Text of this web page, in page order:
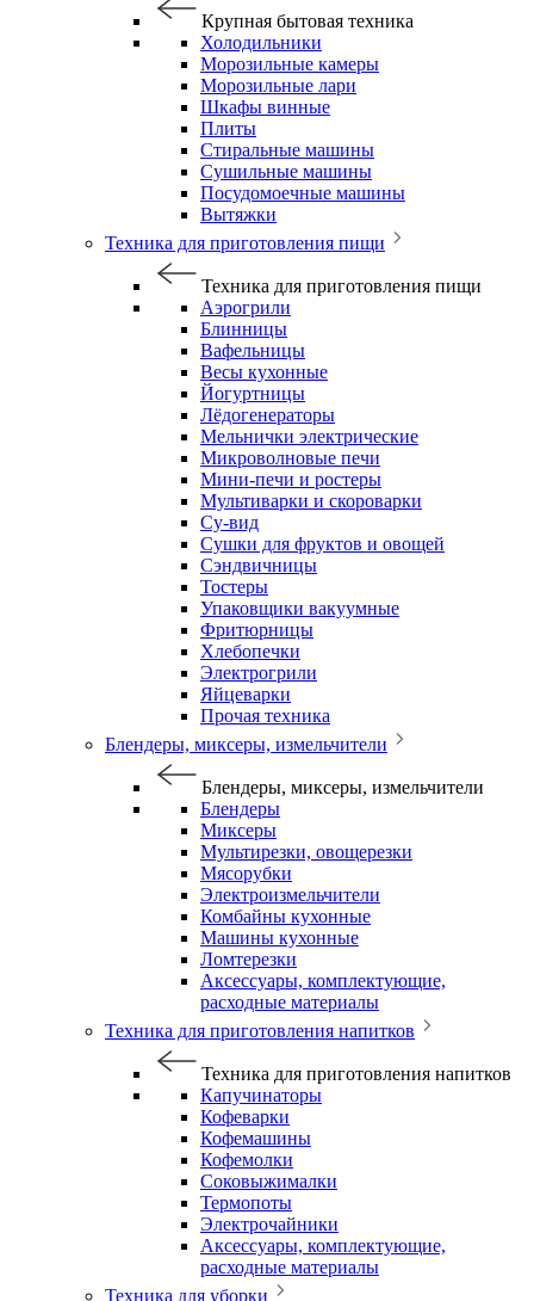
Крупная бытовая техника
Холодильники
Морозильные камеры
Морозильные лари
Шкафы винные
Плиты
Стиральные машины
Сушильные машины
Посудомоечные машины
Вытяжки
Техника для приготовления пищи
Техника для приготовления пищи
Аэрогрили
Блинницы
Вафельницы
Весы кухонные
Йогуртницы
Лёдогенераторы
Мельнички электрические
Микроволновые печи
Мини-печи и ростеры
Мультиварки и скороварки
Су-вид
Сушки для фруктов и овощей
Сэндвичницы
Тостеры
Упаковщики вакуумные
Фритюрницы
Хлебопечки
Электрогрили
Яйцеварки
Прочая техника
Блендеры, миксеры, измельчители
Блендеры, миксеры, измельчители
Блендеры
Миксеры
Мультирезки, овощерезки
Мясорубки
Электроизмельчители
Комбайны кухонные
Машины кухонные
Ломтерезки
Аксессуары, комплектующие,
расходные материалы
Техника для приготовления напитков
Техника для приготовления напитков
Капучинаторы
Кофеварки
Кофемашины
Кофемолки
Соковыжималки
Термопоты
Электрочайники
Аксессуары, комплектующие,
расходные материалы
Техника для уборки